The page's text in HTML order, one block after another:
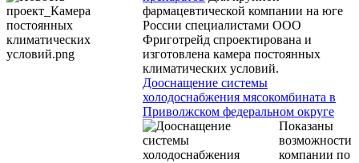
фармацевтической компании на юге
России специалистами ООО
Фриготрейд спроектирована и
изготовлена камера постоянных
климатических условий.
Дооснащение системы
холодоснабжения мясокомбината в
Приволжском федеральном округе
Показаны
возможности
компании по